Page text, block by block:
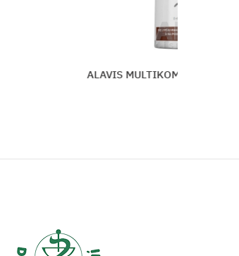
ALAVIS MULTIKOMPLEX PRE SRSŤ A